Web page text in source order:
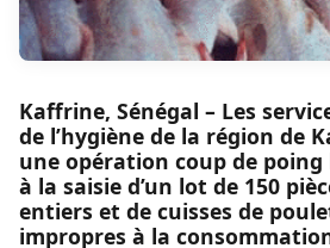
Kaffrine, Sénégal – Les
de l’hygiène de la région de
une opération coup de
à la saisie d’un lot de 150
entiers et de cuisses de
impropres à la